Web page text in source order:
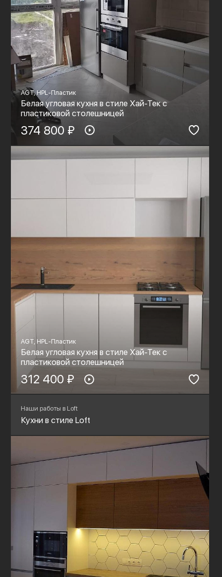
AGT, HPL-Пластик
Белая угловая кухня в стиле Хай-Тек с
пластиковой столешницей
374 800 ₽
AGT, HPL-Пластик
Белая угловая кухня в стиле Хай-Тек с
пластиковой столешницей
312 400 ₽
Наши работы в Loft
Кухни в стиле Loft